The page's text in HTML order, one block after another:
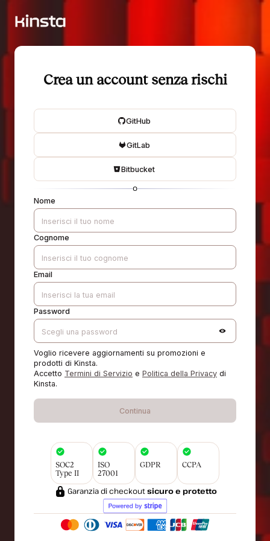
Crea un account senza rischi
GitHub
GitLab
Bitbucket
o
Nome
Cognome
Email
Password
Voglio ricevere aggiornamenti su promozioni e
prodotti di Kinsta.
Accetto Termini di Servizio e Politica della Privacy di
Kinsta.
Continua
SOC2
Type II
ISO
27001
GDPR CCPA
Garanzia di checkoutsicuro e protetto